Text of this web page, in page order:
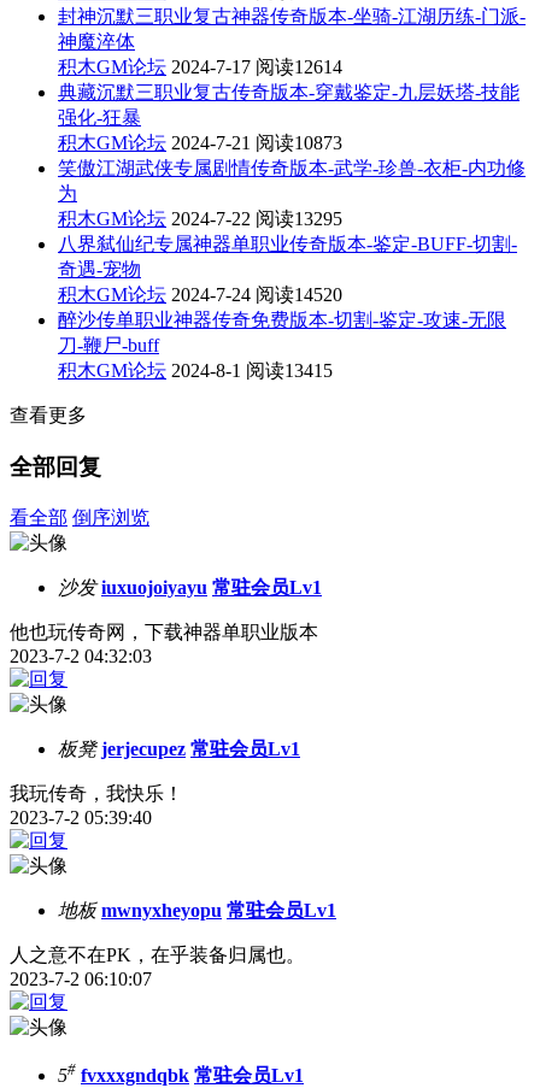
封神沉默三职业复古神器传奇版本-坐骑-江湖历练-门派-
神魔淬体
积木GM论坛 2024-7-17 阅读12614
典藏沉默三职业复古传奇版本-穿戴鉴定-九层妖塔-技能
强化-狂暴
积木GM论坛 2024-7-21 阅读10873
笑傲江湖武侠专属剧情传奇版本-武学-珍兽-衣柜-内功修
为
积木GM论坛 2024-7-22 阅读13295
八界弑仙纪专属神器单职业传奇版本-鉴定-BUFF-切割-
奇遇-宠物
积木GM论坛 2024-7-24 阅读14520
醉沙传单职业神器传奇免费版本-切割-鉴定-攻速-无限
刀-鞭尸-buff
积木GM论坛 2024-8-1 阅读13415
查看更多
全部回复
看全部 倒序浏览
沙发 iuxuojoiyayu 常驻会员Lv1
他也玩传奇网，下载神器单职业版本
2023-7-2 04:32:03
板凳 jerjecupez 常驻会员Lv1
我玩传奇，我快乐！
2023-7-2 05:39:40
地板 mwnyxheyopu 常驻会员Lv1
人之意不在PK，在乎装备归属也。
2023-7-2 06:10:07
5# fvxxxgndqbk 常驻会员Lv1